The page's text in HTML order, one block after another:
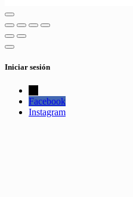
Iniciar sesión
Facebook
Instagram